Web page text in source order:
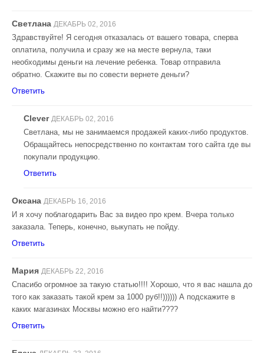
Светлана ДЕКАБРЬ 02, 2016
Здравствуйте! Я сегодня отказалась от вашего товара, сперва
оплатила, получила и сразу же на месте вернула, таки
необходимы деньги на лечение ребенка. Товар отправила
обратно. Скажите вы по совести вернете деньги?
Ответить
Clever ДЕКАБРЬ 02, 2016
Светлана, мы не занимаемся продажей каких-либо продуктов.
Обращайтесь непосредственно по контактам того сайта где вы
покупали продукцию.
Ответить
Оксана ДЕКАБРЬ 16, 2016
И я хочу поблагодарить Вас за видео про крем. Вчера только
заказала. Теперь, конечно, выкупать не пойду.
Ответить
Мария ДЕКАБРЬ 22, 2016
Спасибо огромное за такую статью!!!! Хорошо, что я вас нашла до
того как заказать такой крем за 1000 руб!!)))))) А подскажите в
каких магазинах Москвы можно его найти????
Ответить